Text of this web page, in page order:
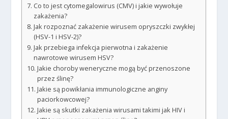
Co to jest cytomegalowirus (CMV) i jakie wywołuje
zakażenia?
Jak rozpoznać zakażenie wirusem opryszczki zwykłej
(HSV-1 i HSV-2)?
Jak przebiega infekcja pierwotna i zakażenie
nawrotowe wirusem HSV?
Jakie choroby weneryczne mogą być przenoszone
przez ślinę?
Jakie są powikłania immunologiczne anginy
paciorkowcowej?
Jakie są skutki zakażenia wirusami takimi jak HIV i